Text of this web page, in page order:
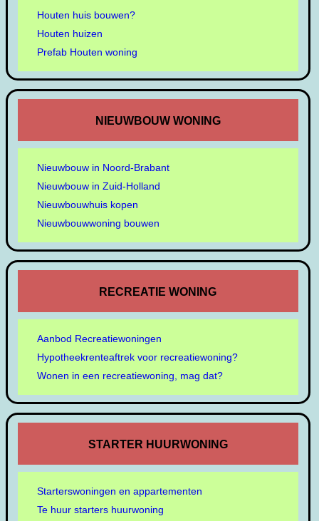
Houten huis bouwen?
Houten huizen
Prefab Houten woning
NIEUWBOUW WONING
Nieuwbouw in Noord-Brabant
Nieuwbouw in Zuid-Holland
Nieuwbouwhuis kopen
Nieuwbouwwoning bouwen
RECREATIE WONING
Aanbod Recreatiewoningen
Hypotheekrenteaftrek voor recreatiewoning?
Wonen in een recreatiewoning, mag dat?
STARTER HUURWONING
Starterswoningen en appartementen
Te huur starters huurwoning